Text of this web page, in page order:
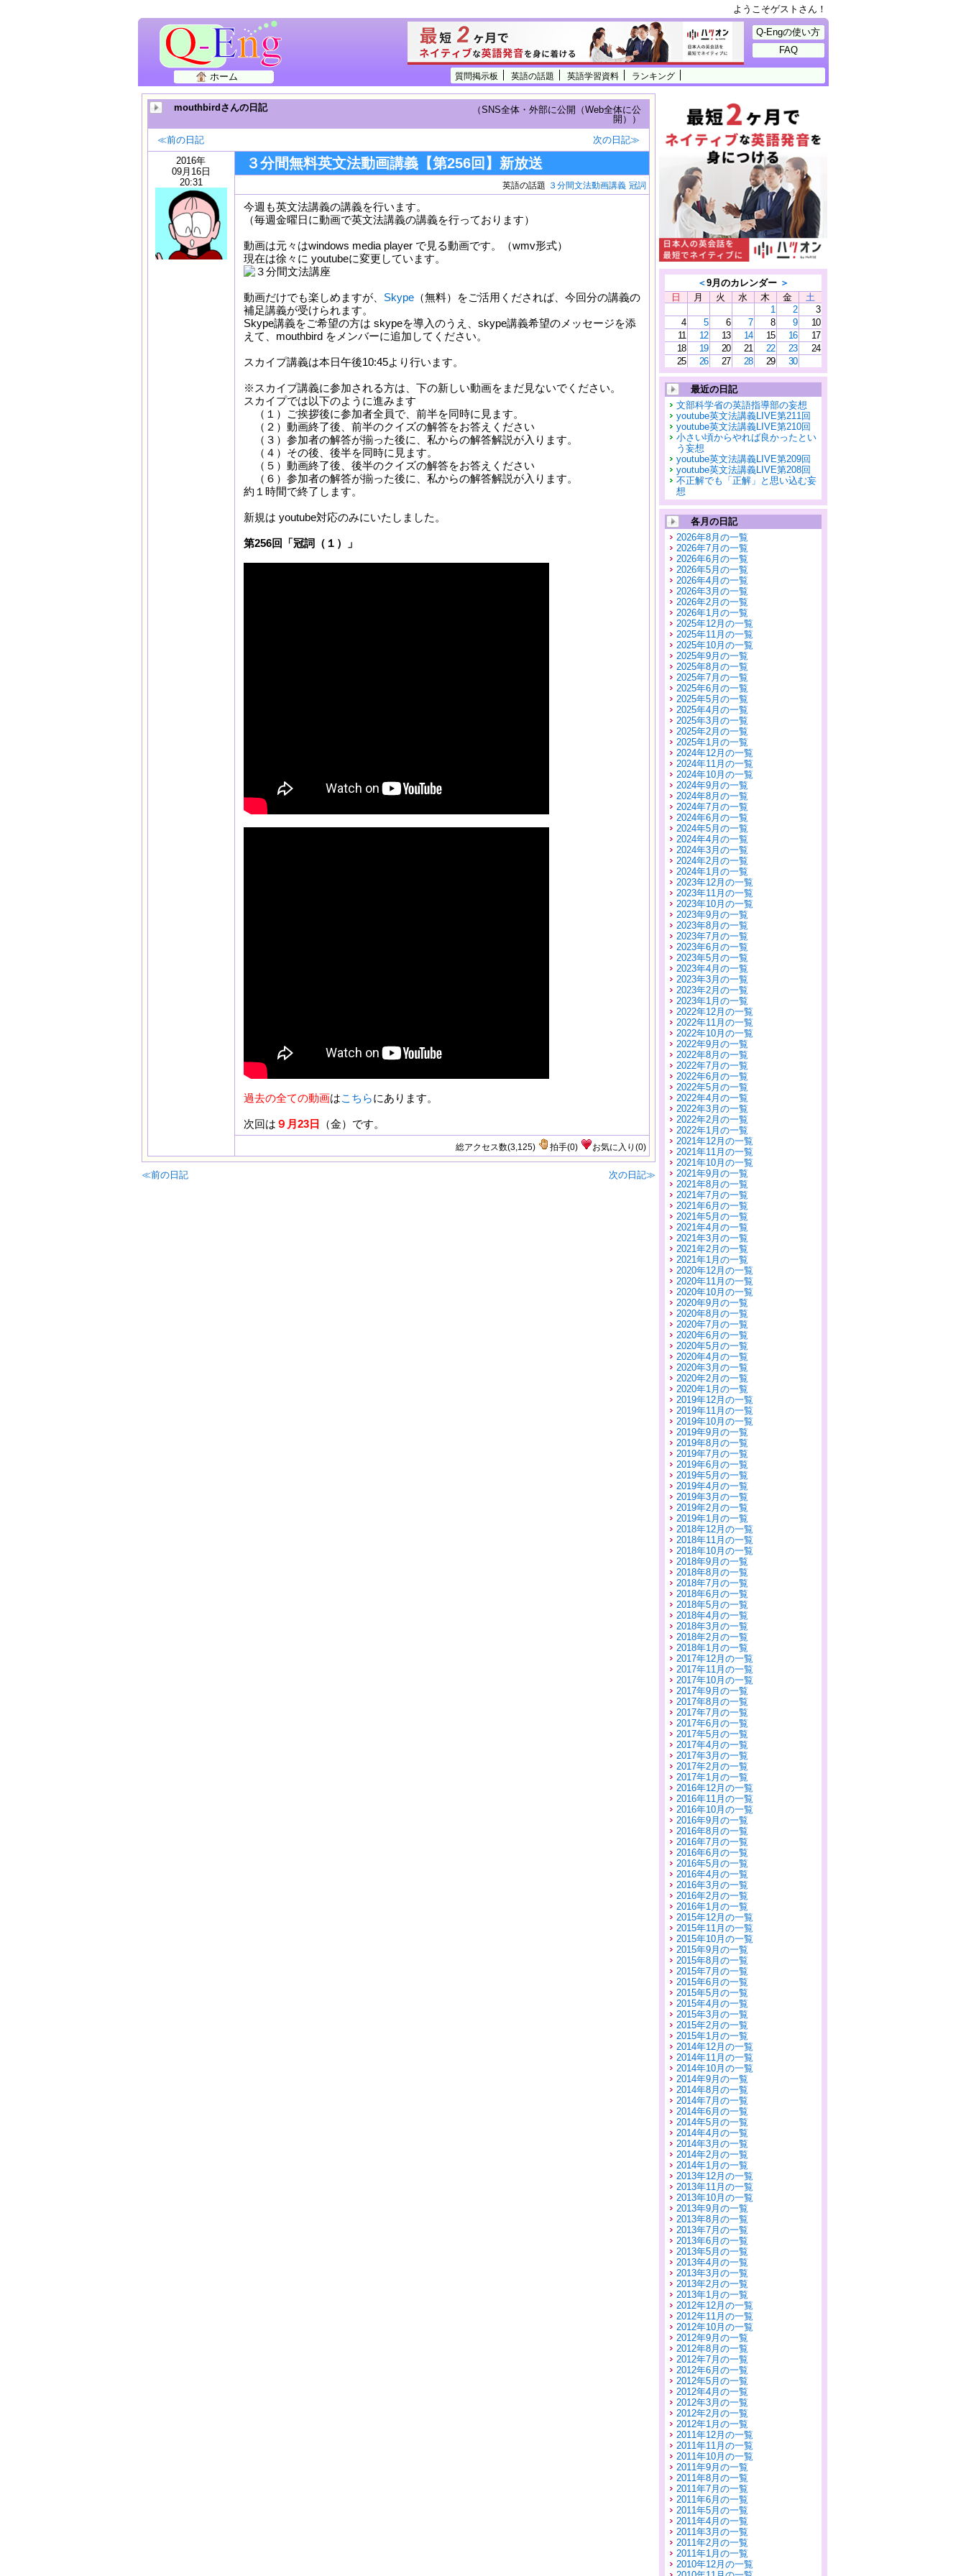
ようこそゲストさん！
質問掲示板 英語の話題 英語学習資料 ランキング
ホーム
Q-Engの使い方
FAQ
mouthbirdさんの日記
（SNS全体・外部に公開（Web全体に公
開））
≪前の日記
次の日記≫
2016年
09月16日
20:31
３分間無料英文法動画講義【第256回】新放送
英語の話題 ３分間文法動画講義 冠詞
今週も英文法講義の講義を行います。
（毎週金曜日に動画で英文法講義の講義を行っております）
動画は元々はwindows media player で見る動画です。（wmv形式）
現在は徐々に youtubeに変更しています。
動画だけでも楽しめますが、 Skype（無料）をご活用くだされば、今回分の講義の
補足講義が受けられます。
Skype講義をご希望の方は skypeを導入のうえ、skype講義希望のメッセージを添
えて、mouthbird をメンバーに追加してください。
スカイプ講義は本日午後10:45より行います。
※スカイプ講義に参加される方は、下の新しい動画をまだ見ないでください。
スカイプでは以下のように進みます
（１）ご挨拶後に参加者全員で、前半を同時に見ます。
（２）動画終了後、前半のクイズの解答をお答えください
（３）参加者の解答が揃った後に、私からの解答解説が入ります。
（４）その後、後半を同時に見ます。
（５）動画終了後、後半のクイズの解答をお答えください
（６）参加者の解答が揃った後に、私からの解答解説が入ります。
約１時間で終了します。
新規は youtube対応のみにいたしました。
第256回「冠詞（１）」
過去の全ての動画はこちらにあります。
次回は ９月23日 （金）です。
総アクセス数(3,125) 拍手(0) お気に入り (0)
≪前の日記 次の日記≫
＜9月のカレンダー ＞
日
月 火 水 木 金
土
1
2
3
4
5 6 7 8 9
10
11
12 13 14 15 16
17
18
19 20 21 22 23
24
25
26 27 28 29 30
最近の日記
文部科学省の英語指導部の妄想
youtube英文法講義LIVE第211回
youtube英文法講義LIVE第210回
小さい頃からやれば良かったとい
う妄想
youtube英文法講義LIVE第209回
youtube英文法講義LIVE第208回
不正解でも「正解」と思い込む妄
想
各月の日記
2026年8月の一覧
2026年7月の一覧
2026年6月の一覧
2026年5月の一覧
2026年4月の一覧
2026年3月の一覧
2026年2月の一覧
2026年1月の一覧
2025年12月の一覧
2025年11月の一覧
2025年10月の一覧
2025年9月の一覧
2025年8月の一覧
2025年7月の一覧
2025年6月の一覧
2025年5月の一覧
2025年4月の一覧
2025年3月の一覧
2025年2月の一覧
2025年1月の一覧
2024年12月の一覧
2024年11月の一覧
2024年10月の一覧
2024年9月の一覧
2024年8月の一覧
2024年7月の一覧
2024年6月の一覧
2024年5月の一覧
2024年4月の一覧
2024年3月の一覧
2024年2月の一覧
2024年1月の一覧
2023年12月の一覧
2023年11月の一覧
2023年10月の一覧
2023年9月の一覧
2023年8月の一覧
2023年7月の一覧
2023年6月の一覧
2023年5月の一覧
2023年4月の一覧
2023年3月の一覧
2023年2月の一覧
2023年1月の一覧
2022年12月の一覧
2022年11月の一覧
2022年10月の一覧
2022年9月の一覧
2022年8月の一覧
2022年7月の一覧
2022年6月の一覧
2022年5月の一覧
2022年4月の一覧
2022年3月の一覧
2022年2月の一覧
2022年1月の一覧
2021年12月の一覧
2021年11月の一覧
2021年10月の一覧
2021年9月の一覧
2021年8月の一覧
2021年7月の一覧
2021年6月の一覧
2021年5月の一覧
2021年4月の一覧
2021年3月の一覧
2021年2月の一覧
2021年1月の一覧
2020年12月の一覧
2020年11月の一覧
2020年10月の一覧
2020年9月の一覧
2020年8月の一覧
2020年7月の一覧
2020年6月の一覧
2020年5月の一覧
2020年4月の一覧
2020年3月の一覧
2020年2月の一覧
2020年1月の一覧
2019年12月の一覧
2019年11月の一覧
2019年10月の一覧
2019年9月の一覧
2019年8月の一覧
2019年7月の一覧
2019年6月の一覧
2019年5月の一覧
2019年4月の一覧
2019年3月の一覧
2019年2月の一覧
2019年1月の一覧
2018年12月の一覧
2018年11月の一覧
2018年10月の一覧
2018年9月の一覧
2018年8月の一覧
2018年7月の一覧
2018年6月の一覧
2018年5月の一覧
2018年4月の一覧
2018年3月の一覧
2018年2月の一覧
2018年1月の一覧
2017年12月の一覧
2017年11月の一覧
2017年10月の一覧
2017年9月の一覧
2017年8月の一覧
2017年7月の一覧
2017年6月の一覧
2017年5月の一覧
2017年4月の一覧
2017年3月の一覧
2017年2月の一覧
2017年1月の一覧
2016年12月の一覧
2016年11月の一覧
2016年10月の一覧
2016年9月の一覧
2016年8月の一覧
2016年7月の一覧
2016年6月の一覧
2016年5月の一覧
2016年4月の一覧
2016年3月の一覧
2016年2月の一覧
2016年1月の一覧
2015年12月の一覧
2015年11月の一覧
2015年10月の一覧
2015年9月の一覧
2015年8月の一覧
2015年7月の一覧
2015年6月の一覧
2015年5月の一覧
2015年4月の一覧
2015年3月の一覧
2015年2月の一覧
2015年1月の一覧
2014年12月の一覧
2014年11月の一覧
2014年10月の一覧
2014年9月の一覧
2014年8月の一覧
2014年7月の一覧
2014年6月の一覧
2014年5月の一覧
2014年4月の一覧
2014年3月の一覧
2014年2月の一覧
2014年1月の一覧
2013年12月の一覧
2013年11月の一覧
2013年10月の一覧
2013年9月の一覧
2013年8月の一覧
2013年7月の一覧
2013年6月の一覧
2013年5月の一覧
2013年4月の一覧
2013年3月の一覧
2013年2月の一覧
2013年1月の一覧
2012年12月の一覧
2012年11月の一覧
2012年10月の一覧
2012年9月の一覧
2012年8月の一覧
2012年7月の一覧
2012年6月の一覧
2012年5月の一覧
2012年4月の一覧
2012年3月の一覧
2012年2月の一覧
2012年1月の一覧
2011年12月の一覧
2011年11月の一覧
2011年10月の一覧
2011年9月の一覧
2011年8月の一覧
2011年7月の一覧
2011年6月の一覧
2011年5月の一覧
2011年4月の一覧
2011年3月の一覧
2011年2月の一覧
2011年1月の一覧
2010年12月の一覧